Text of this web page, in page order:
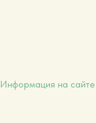
Информация на сайте